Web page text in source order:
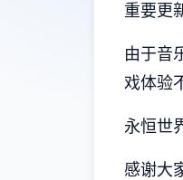
重要更
由于音
戏体验
永恒世
感谢大